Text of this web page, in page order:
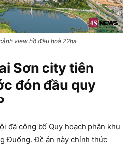
view hồ điều hoà 22ha
Sơn city tiên
đón đầu quy
đã công bố Quy hoạch phân khu
Đuống. Đồ án này chính thức